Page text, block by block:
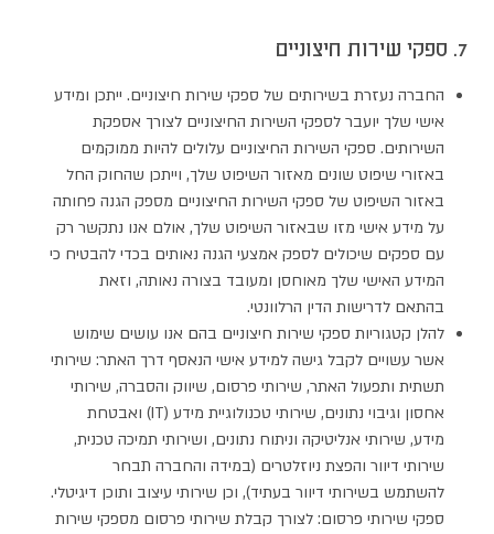
7. ספקי שירות חיצוניים
החברה נעזרת בשירותים של ספקי שירות חיצוניים. ייתכן ומידע
אישי שלך יועבר לספקי השירות החיצוניים לצורך אספקת
השירותים. ספקי השירות החיצוניים עלולים להיות ממוקמים
באזורי שיפוט שונים מאזור השיפוט שלך, וייתכן שהחוק החל
באזור השיפוט של ספקי השירות החיצוניים מספק הגנה פחותה
על מידע אישי מזו שבאזור השיפוט שלך, אולם אנו נתקשר רק
עם ספקים שיכולים לספק אמצעי הגנה נאותים בכדי להבטיח כי
המידע האישי שלך מאוחסן ומעובד בצורה נאותה, וזאת
בהתאם לדרישות הדין הרלוונטי.
להלן קטגוריות ספקי שירות חיצוניים בהם אנו עושים שימוש
אשר עשויים לקבל גישה למידע אישי הנאסף דרך האתר: שירותי
תשתית ותפעול האתר, שירותי פרסום, שיווק והסברה, שירותי
אחסון וגיבוי נתונים, שירותי טכנולוגיית מידע (IT) ואבטחת
מידע, שירותי אנליטיקה וניתוח נתונים, ושירותי תמיכה טכנית,
שירותי דיוור והפצת ניוזלטרים (במידה והחברה תבחר
להשתמש בשירותי דיוור בעתיד), וכן שירותי עיצוב ותוכן דיגיטלי.
ספקי שירותי פרסום: לצורך קבלת שירותי פרסום מספקי שירות